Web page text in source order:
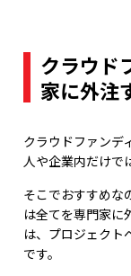
クラウド
家に外注
クラウドファンデ
人や企業内だけで
そこでおすすめな
は全てを専門家に
は、プロジェクト
です。